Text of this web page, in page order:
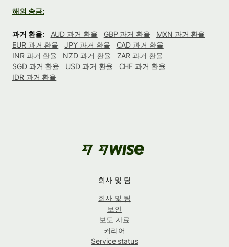
해외 송금:
과거 환율: AUD 과거 환율 GBP 과거 환율
MXN 과거 환율
EUR 과거 환율
JPY 과거 환율
CAD 과거 환율
INR 과거 환율
NZD 과거 환율
ZAR 과거 환율
SGD 과거 환율
USD 과거 환율
CHF 과거 환율
IDR 과거 환율
회사 및 팀
회사 및 팀
보안
보도 자료
커리어
Service status